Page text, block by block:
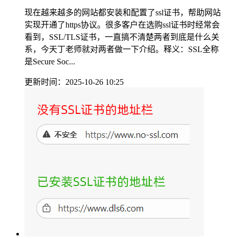
现在越来越多的网站都安装和配置了ssl证书，帮助网站
实现开通了https协议。很多客户在选购ssl证书时经常会
看到，SSL/TLS证书，一直搞不清楚两者到底是什么关
系，今天丁老师就对两者做一下介绍。释义：SSL全称
是Secure Soc...
更新时间：2025-10-26 10:25